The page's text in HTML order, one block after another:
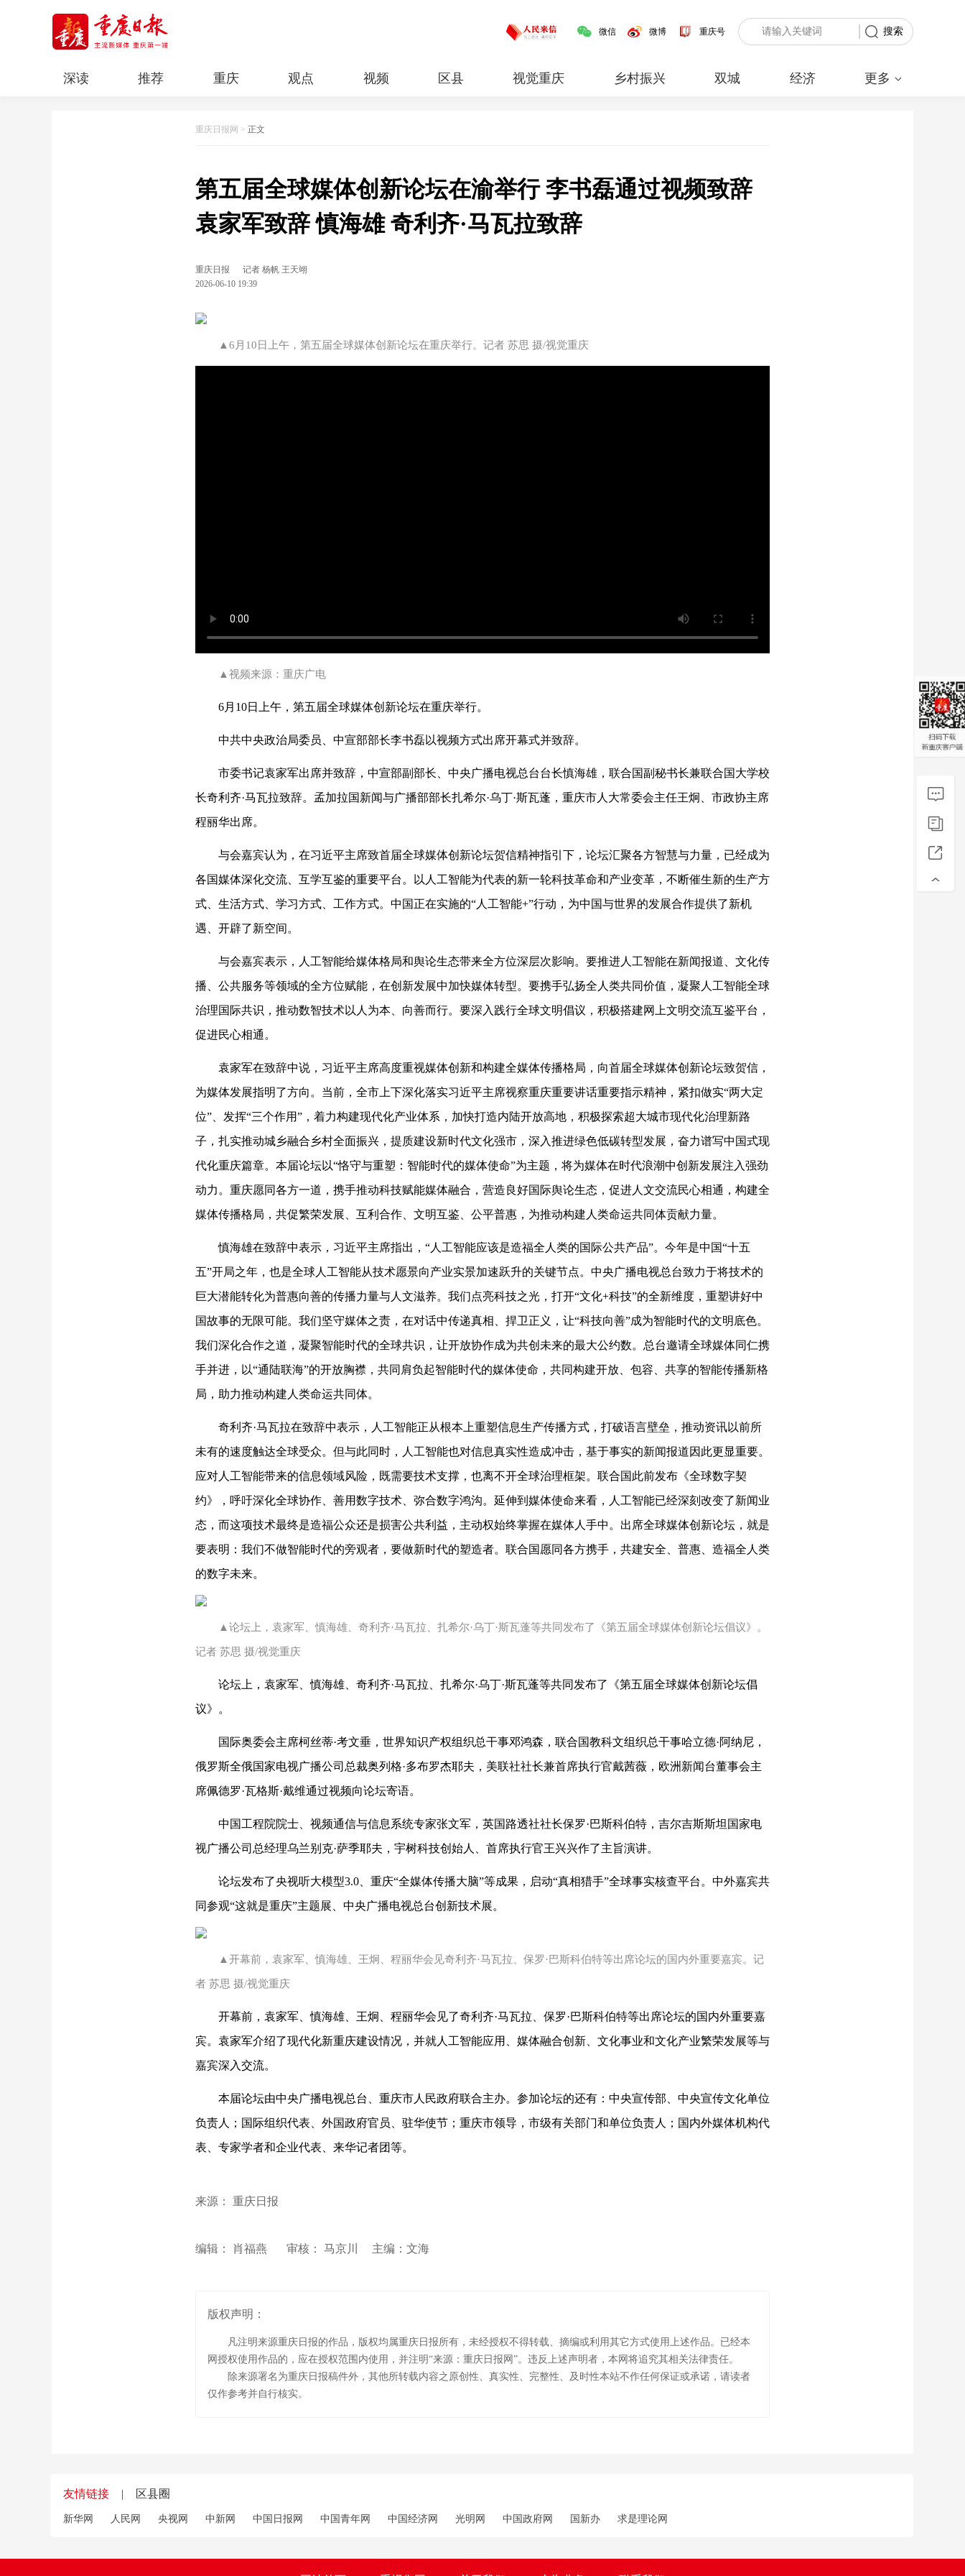
微信 微博 重庆号 搜索
深读 推荐 重庆 观点 视频 区县 视觉重庆 乡村振兴 双城 经济 更多
重庆日报网 > 正文
第五届全球媒体创新论坛在渝举行 李书磊通过视频致辞
袁家军致辞 慎海雄 奇利齐·马瓦拉致辞
重庆日报
记者 杨帆 王天翊
2026-06-10 19:39
▲6月10日上午，第五届全球媒体创新论坛在重庆举行。记者 苏思 摄/视觉重庆
▲视频来源：重庆广电
6月10日上午，第五届全球媒体创新论坛在重庆举行。
中共中央政治局委员、中宣部部长李书磊以视频方式出席开幕式并致辞。
市委书记袁家军出席并致辞，中宣部副部长、中央广播电视总台台长慎海雄，联合国副秘书长兼联合国大学校
长奇利齐·马瓦拉致辞。孟加拉国新闻与广播部部长扎希尔·乌丁·斯瓦蓬，重庆市人大常委会主任王炯、市政协主席
程丽华出席。
与会嘉宾认为，在习近平主席致首届全球媒体创新论坛贺信精神指引下，论坛汇聚各方智慧与力量，已经成为
各国媒体深化交流、互学互鉴的重要平台。以人工智能为代表的新一轮科技革命和产业变革，不断催生新的生产方
式、生活方式、学习方式、工作方式。中国正在实施的“人工智能+”行动，为中国与世界的发展合作提供了新机
遇、开辟了新空间。
与会嘉宾表示，人工智能给媒体格局和舆论生态带来全方位深层次影响。要推进人工智能在新闻报道、文化传
播、公共服务等领域的全方位赋能，在创新发展中加快媒体转型。要携手弘扬全人类共同价值，凝聚人工智能全球
治理国际共识，推动数智技术以人为本、向善而行。要深入践行全球文明倡议，积极搭建网上文明交流互鉴平台，
促进民心相通。
袁家军在致辞中说，习近平主席高度重视媒体创新和构建全媒体传播格局，向首届全球媒体创新论坛致贺信，
为媒体发展指明了方向。当前，全市上下深化落实习近平主席视察重庆重要讲话重要指示精神，紧扣做实“两大定
位”、发挥“三个作用”，着力构建现代化产业体系，加快打造内陆开放高地，积极探索超大城市现代化治理新路
子，扎实推动城乡融合乡村全面振兴，提质建设新时代文化强市，深入推进绿色低碳转型发展，奋力谱写中国式现
代化重庆篇章。本届论坛以“恪守与重塑：智能时代的媒体使命”为主题，将为媒体在时代浪潮中创新发展注入强劲
动力。重庆愿同各方一道，携手推动科技赋能媒体融合，营造良好国际舆论生态，促进人文交流民心相通，构建全
媒体传播格局，共促繁荣发展、互利合作、文明互鉴、公平普惠，为推动构建人类命运共同体贡献力量。
慎海雄在致辞中表示，习近平主席指出，“人工智能应该是造福全人类的国际公共产品”。今年是中国“十五
五”开局之年，也是全球人工智能从技术愿景向产业实景加速跃升的关键节点。中央广播电视总台致力于将技术的
巨大潜能转化为普惠向善的传播力量与人文滋养。我们点亮科技之光，打开“文化+科技”的全新维度，重塑讲好中
国故事的无限可能。我们坚守媒体之责，在对话中传递真相、捍卫正义，让“科技向善”成为智能时代的文明底色。
我们深化合作之道，凝聚智能时代的全球共识，让开放协作成为共创未来的最大公约数。总台邀请全球媒体同仁携
手并进，以“通陆联海”的开放胸襟，共同肩负起智能时代的媒体使命，共同构建开放、包容、共享的智能传播新格
局，助力推动构建人类命运共同体。
奇利齐·马瓦拉在致辞中表示，人工智能正从根本上重塑信息生产传播方式，打破语言壁垒，推动资讯以前所
未有的速度触达全球受众。但与此同时，人工智能也对信息真实性造成冲击，基于事实的新闻报道因此更显重要。
应对人工智能带来的信息领域风险，既需要技术支撑，也离不开全球治理框架。联合国此前发布《全球数字契
约》，呼吁深化全球协作、善用数字技术、弥合数字鸿沟。延伸到媒体使命来看，人工智能已经深刻改变了新闻业
态，而这项技术最终是造福公众还是损害公共利益，主动权始终掌握在媒体人手中。出席全球媒体创新论坛，就是
要表明：我们不做智能时代的旁观者，要做新时代的塑造者。联合国愿同各方携手，共建安全、普惠、造福全人类
的数字未来。
▲论坛上，袁家军、慎海雄、奇利齐·马瓦拉、扎希尔·乌丁·斯瓦蓬等共同发布了《第五届全球媒体创新论坛倡议》。
记者 苏思 摄/视觉重庆
论坛上，袁家军、慎海雄、奇利齐·马瓦拉、扎希尔·乌丁·斯瓦蓬等共同发布了《第五届全球媒体创新论坛倡
议》。
国际奥委会主席柯丝蒂·考文垂，世界知识产权组织总干事邓鸿森，联合国教科文组织总干事哈立德·阿纳尼，
俄罗斯全俄国家电视广播公司总裁奥列格·多布罗杰耶夫，美联社社长兼首席执行官戴茜薇，欧洲新闻台董事会主
席佩德罗·瓦格斯·戴维通过视频向论坛寄语。
中国工程院院士、视频通信与信息系统专家张文军，英国路透社社长保罗·巴斯科伯特，吉尔吉斯斯坦国家电
视广播公司总经理乌兰别克·萨季耶夫，宇树科技创始人、首席执行官王兴兴作了主旨演讲。
论坛发布了央视听大模型3.0、重庆“全媒体传播大脑”等成果，启动“真相猎手”全球事实核查平台。中外嘉宾共
同参观“这就是重庆”主题展、中央广播电视总台创新技术展。
▲开幕前，袁家军、慎海雄、王炯、程丽华会见奇利齐·马瓦拉、保罗·巴斯科伯特等出席论坛的国内外重要嘉宾。记
者 苏思 摄/视觉重庆
开幕前，袁家军、慎海雄、王炯、程丽华会见了奇利齐·马瓦拉、保罗·巴斯科伯特等出席论坛的国内外重要嘉
宾。袁家军介绍了现代化新重庆建设情况，并就人工智能应用、媒体融合创新、文化事业和文化产业繁荣发展等与
嘉宾深入交流。
本届论坛由中央广播电视总台、重庆市人民政府联合主办。参加论坛的还有：中央宣传部、中央宣传文化单位
负责人；国际组织代表、外国政府官员、驻华使节；重庆市领导，市级有关部门和单位负责人；国内外媒体机构代
表、专家学者和企业代表、来华记者团等。
来源： 重庆日报
编辑： 肖福燕 审核： 马京川 主编：文海
版权声明：
凡注明来源重庆日报的作品，版权均属重庆日报所有，未经授权不得转载、摘编或利用其它方式使用上述作品。已经本
网授权使用作品的，应在授权范围内使用，并注明“来源：重庆日报网”。违反上述声明者，本网将追究其相关法律责任。
除来源署名为重庆日报稿件外，其他所转载内容之原创性、真实性、完整性、及时性本站不作任何保证或承诺，请读者
仅作参考并自行核实。
友情链接 | 区县圈
新华网 人民网 央视网 中新网 中国日报网 中国青年网 中国经济网 光明网 中国政府网 国新办 求是理论网